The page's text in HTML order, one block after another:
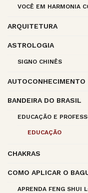
VOCÊ EM HARMONIA
ARQUITETURA
ASTROLOGIA
SIGNO CHINÊS
AUTOCONHECIMENTO
BANDEIRA DO BRASIL
EDUCAÇÃO E
EDUCAÇÃO
CHAKRAS
COMO APLICAR O
APRENDA FENG SHUI